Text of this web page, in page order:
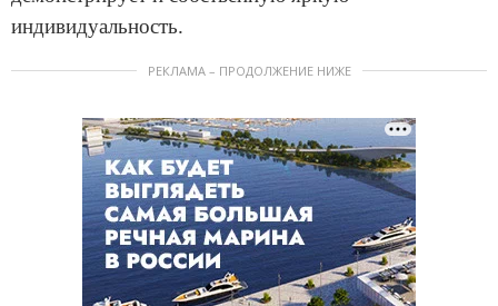
индивидуальность.
РЕКЛАМА – ПРОДОЛЖЕНИЕ НИЖЕ